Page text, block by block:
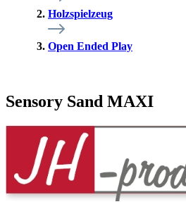
Holzspielzeug
Open Ended Play
Sensory Sand MAXI